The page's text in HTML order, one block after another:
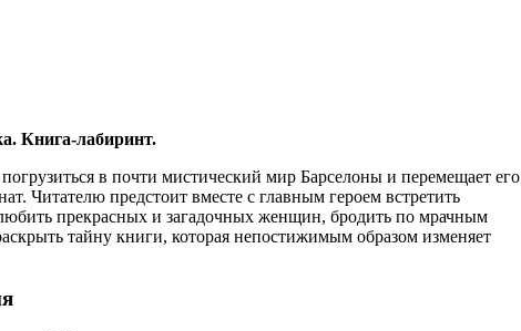
Книга-лабиринт.
в почти мистический мир Барселоны и перемещает его
Читателю предстоит вместе с главным героем встретить
прекрасных и загадочных женщин, бродить по мрачным
тайну книги, которая непостижимым образом изменяет